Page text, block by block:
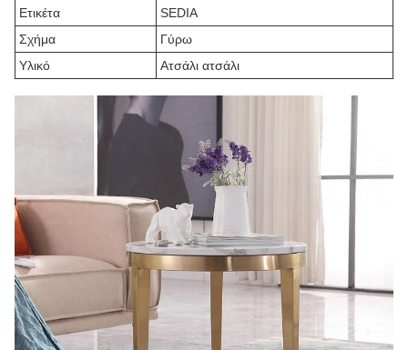
Ετικέτα
SEDIA
Σχήμα
Γύρω
Υλικό
Ατσάλι ατσάλι